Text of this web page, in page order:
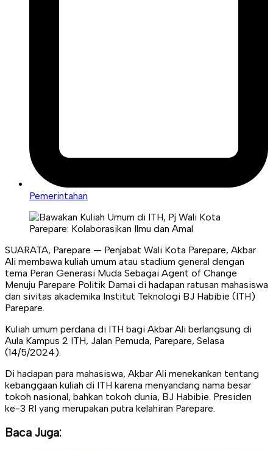
Pemerintahan
SUARATA, Parepare — Penjabat Wali Kota Parepare, Akbar
Ali membawa kuliah umum atau stadium general dengan
tema Peran Generasi Muda Sebagai Agent of Change
Menuju Parepare Politik Damai di hadapan ratusan mahasiswa
dan sivitas akademika Institut Teknologi BJ Habibie (ITH)
Parepare.
Kuliah umum perdana di ITH bagi Akbar Ali berlangsung di
Aula Kampus 2 ITH, Jalan Pemuda, Parepare, Selasa
(14/5/2024).
Di hadapan para mahasiswa, Akbar Ali menekankan tentang
kebanggaan kuliah di ITH karena menyandang nama besar
tokoh nasional, bahkan tokoh dunia, BJ Habibie. Presiden
ke-3 RI yang merupakan putra kelahiran Parepare.
Baca Juga: